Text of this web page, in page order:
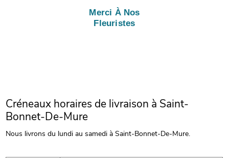
Merci À Nos
Fleuristes
Créneaux horaires de livraison à Saint-
Bonnet-De-Mure
Nous livrons du lundi au samedi à Saint-Bonnet-De-Mure.